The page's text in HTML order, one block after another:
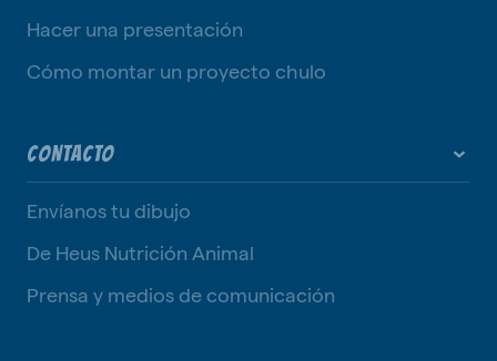
Hacer una presentación
Cómo montar un proyecto chulo
CONTACTO
Envíanos tu dibujo
De Heus Nutrición Animal
Prensa y medios de comunicación